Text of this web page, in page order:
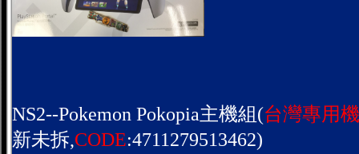
NS2--Pokemon Pokopia主機組(台灣專用
新未拆,CODE:4711279513462)